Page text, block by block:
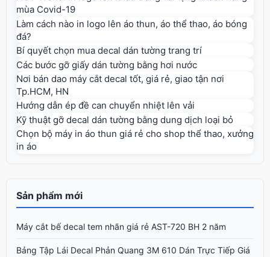
mùa Covid-19
Làm cách nào in logo lên áo thun, áo thể thao, áo bóng
đá?
Bí quyết chọn mua decal dán tường trang trí
Các bước gỡ giấy dán tường bằng hơi nước
Nơi bán dao máy cắt decal tốt, giá rẻ, giao tận nơi
Tp.HCM, HN
Hướng dẫn ép đề can chuyển nhiệt lên vải
Kỹ thuật gỡ decal dán tường bằng dung dịch loại bỏ
Chọn bộ máy in áo thun giá rẻ cho shop thể thao, xưởng
in áo
Sản phẩm mới
Máy cắt bế decal tem nhãn giá rẻ AST-720 BH 2 năm
Bảng Tập Lái Decal Phản Quang 3M 610 Dán Trực Tiếp Giá